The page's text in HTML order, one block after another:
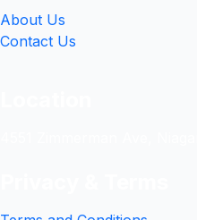
About Us
Contact Us